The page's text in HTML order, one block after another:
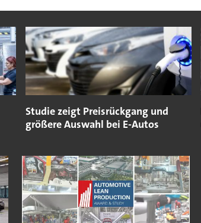
Studie zeigt Preisrückgang und
größere Auswahl bei E-Autos